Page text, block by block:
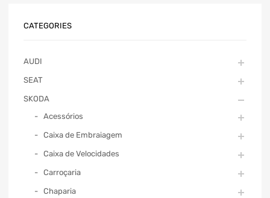
CATEGORIES
AUDI
SEAT
SKODA
Acessórios
Caixa de Embraiagem
Caixa de Velocidades
Carroçaria
Chaparia